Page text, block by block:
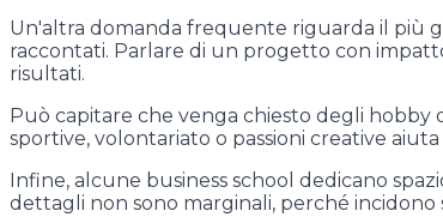
Un'altra domanda frequente riguarda il più
raccontati. Parlare di un progetto con
risultati.
Può capitare che venga chiesto degli hobby
sportive, volontariato o passioni creative
Infine, alcune business school dedicano
dettagli non sono marginali, perché